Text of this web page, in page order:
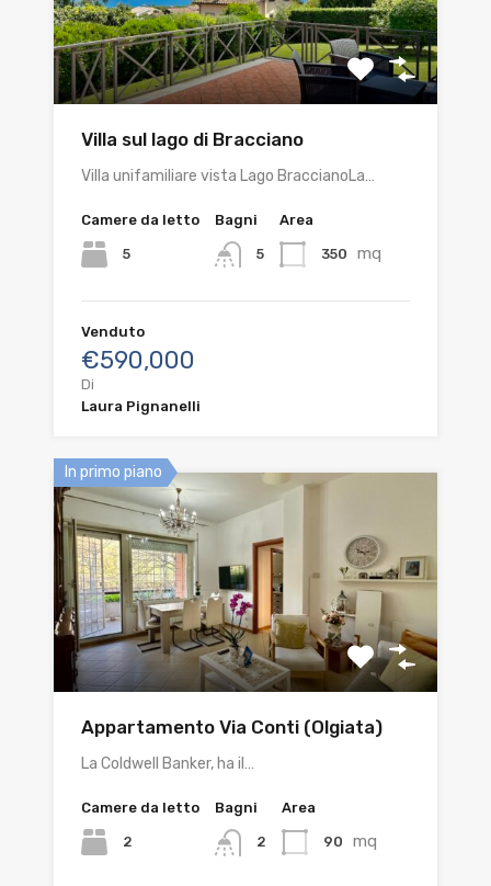
Villa sul lago di Bracciano
Villa unifamiliare vista Lago BraccianoLa…
Camere da letto
5
Bagni
5
Area
350 mq
Venduto
€590,000
Di
Laura Pignanelli
In primo piano
Appartamento Via Conti (Olgiata)
La Coldwell Banker, ha il…
Camere da letto
2
Bagni
2
Area
90 mq